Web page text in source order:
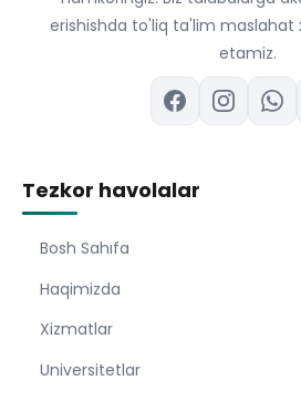
erishishda to'liq ta'lim
etamiz.
Tezkor havolalar
Bosh Sahıfa
Haqimizda
Xizmatlar
Universitetlar